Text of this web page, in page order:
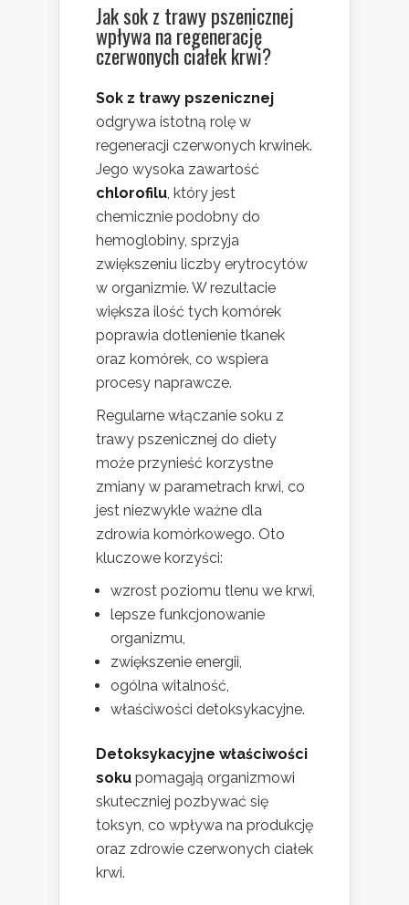
Jak sok z trawy pszenicznej
wpływa na regenerację
czerwonych ciałek krwi?
Sok z trawy pszenicznej
odgrywa istotną rolę w
regeneracji czerwonych krwinek.
Jego wysoka zawartość
chlorofilu, który jest
chemicznie podobny do
hemoglobiny, sprzyja
zwiększeniu liczby erytrocytów
w organizmie. W rezultacie
większa ilość tych komórek
poprawia dotlenienie tkanek
oraz komórek, co wspiera
procesy naprawcze.
Regularne włączanie soku z
trawy pszenicznej do diety
może przynieść korzystne
zmiany w parametrach krwi, co
jest niezwykle ważne dla
zdrowia komórkowego. Oto
kluczowe korzyści:
wzrost poziomu tlenu we krwi,
lepsze funkcjonowanie
organizmu,
zwiększenie energii,
ogólna witalność,
właściwości detoksykacyjne.
Detoksykacyjne właściwości
soku pomagają organizmowi
skuteczniej pozbywać się
toksyn, co wpływa na produkcję
oraz zdrowie czerwonych ciałek
krwi.